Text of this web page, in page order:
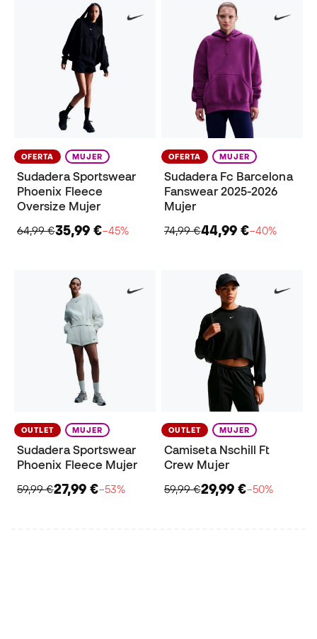
OFERTA MUJER
Sudadera Sportswear
Phoenix Fleece
Oversize Mujer
64,99 €35,99 €−45%
OFERTA MUJER
Sudadera Fc Barcelona
Fanswear 2025-2026
Mujer
74,99 €44,99 €−40%
OUTLET MUJER
Sudadera Sportswear
Phoenix Fleece Mujer
59,99 €27,99 €−53%
OUTLET MUJER
Camiseta Nschill Ft
Crew Mujer
59,99 €29,99 €−50%